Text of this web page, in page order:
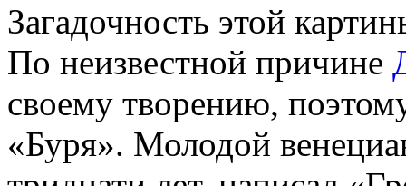
Загадочность этой
По неизвестной причине
своему творению,
«Буря». Молодой